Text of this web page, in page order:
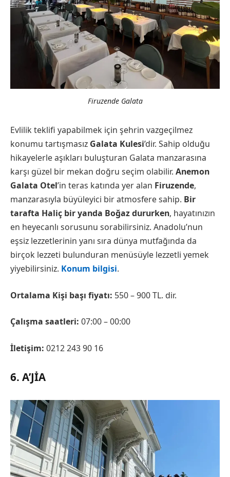
Firuzende Galata
Evlilik teklifi yapabilmek için şehrin vazgeçilmez
konumu tartışmasız Galata Kulesi’dir. Sahip olduğu
hikayelerle aşıkları buluşturan Galata manzarasına
karşı güzel bir mekan doğru seçim olabilir. Anemon
Galata Otel’in teras katında yer alan Firuzende,
manzarasıyla büyüleyici bir atmosfere sahip. Bir
tarafta Haliç bir yanda Boğaz dururken, hayatınızın
en heyecanlı sorusunu sorabilirsiniz. Anadolu’nun
eşsiz lezzetlerinin yanı sıra dünya mutfağında da
birçok lezzeti bulunduran menüsüyle lezzetli yemek
yiyebilirsiniz. Konum bilgisi.
Ortalama Kişi başı fiyatı: 550 – 900 TL. dir.
Çalışma saatleri: 07:00 – 00:00
İletişim: 0212 243 90 16
6. A’JIA